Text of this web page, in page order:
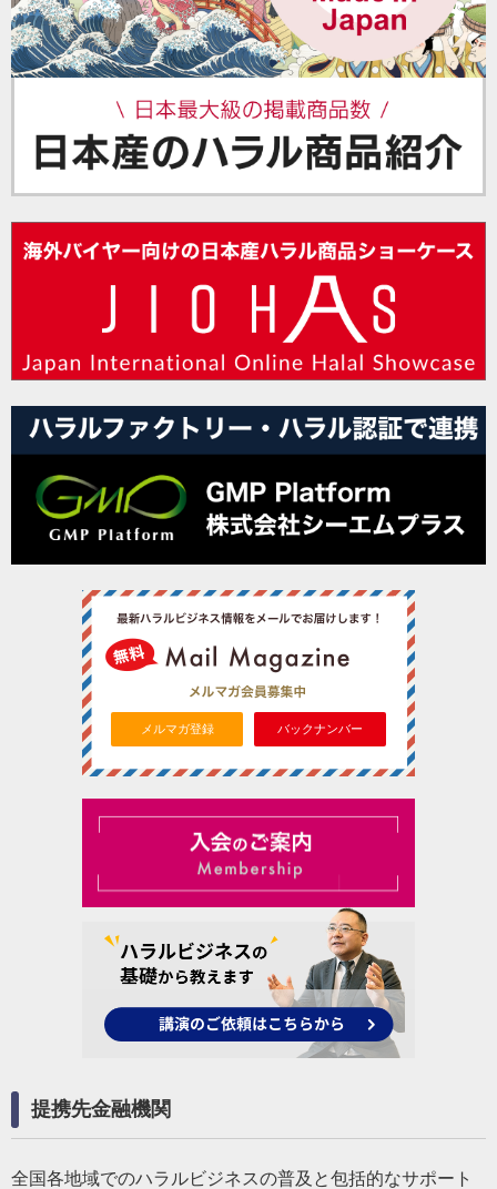
メルマガ登録 バックナンバー
提携先金融機関
全国各地域でのハラルビジネスの普及と包括的なサポート